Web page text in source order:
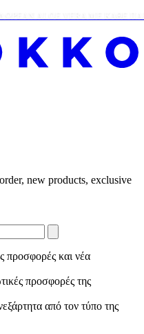
new products, exclusive
προσφορές και νέα
προσφορές της
από τον τύπο της